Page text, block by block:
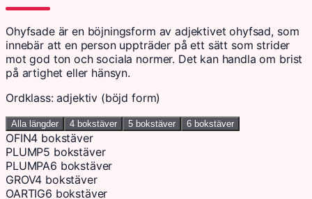
Ohyfsade är en böjningsform av adjektivet ohyfsad, som
innebär att en person uppträder på ett sätt som strider
mot god ton och sociala normer. Det kan handla om brist
på artighet eller hänsyn.
Ordklass: adjektiv (böjd form)
Alla längder 4 bokstäver 5 bokstäver 6 bokstäver
OFIN4 bokstäver
PLUMP5 bokstäver
PLUMPA6 bokstäver
GROV4 bokstäver
OARTIG6 bokstäver